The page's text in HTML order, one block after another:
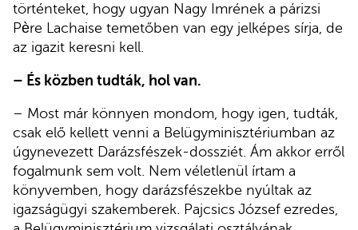
történteket, hogy ugyan Nagy Imrének a párizsi
Père Lachaise temetőben van egy jelképes sírja, de
az igazit keresni kell.
– És közben tudták, hol van.
– Most már könnyen mondom, hogy igen, tudták,
csak elő kellett venni a Belügyminisztériumban az
úgynevezett Darázsfészek-dossziét. Ám akkor erről
fogalmunk sem volt. Nem véletlenül írtam a
könyvemben, hogy darázsfészekbe nyúltak az
igazságügyi szakemberek. Pajcsics József ezredes,